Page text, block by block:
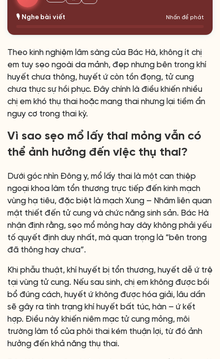
🎙️ Nghe bài viết Nhấn để phát
Theo kinh nghiệm lâm sàng của Bác Hà, không ít chị
em tuy sẹo ngoài da mảnh, đẹp nhưng bên trong khí
huyết chưa thông, huyết ứ còn tồn đọng, tử cung
chưa thực sự hồi phục. Đây chính là điều khiến nhiều
chị em khó thụ thai hoặc mang thai nhưng lại tiềm ẩn
nguy cơ trong thai kỳ.
Vì sao sẹo mổ lấy thai mỏng vẫn có
thể ảnh hưởng đến việc thụ thai?
Dưới góc nhìn Đông y, mổ lấy thai là một can thiệp
ngoại khoa làm tổn thương trực tiếp đến kinh mạch
vùng hạ tiêu, đặc biệt là mạch Xung – Nhâm liên quan
mật thiết đến tử cung và chức năng sinh sản. Bác Hà
nhận định rằng, sẹo mổ mỏng hay dày không phải yếu
tố quyết định duy nhất, mà quan trọng là “bên trong
đã thông hay chưa”.
Khi phẫu thuật, khí huyết bị tổn thương, huyết dễ ứ trệ
tại vùng tử cung. Nếu sau sinh, chị em không được bồi
bổ đúng cách, huyết ứ không được hóa giải, lâu dần
sẽ gây ra tình trạng khí huyết bất túc, hàn – ứ kết
hợp. Điều này khiến niêm mạc tử cung mỏng, môi
trường làm tổ của phôi thai kém thuận lợi, từ đó ảnh
hưởng đến khả năng thụ thai.